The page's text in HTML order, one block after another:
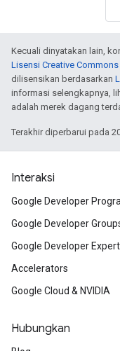
Kecuali dinyatakan lain,
Lisensi Creative
dilisensikan berdasarkan
informasi selengkapnya,
adalah merek dagang
Terakhir diperbarui pada
Interaksi
Google Developer
Google Developer
Google Developer
Accelerators
Google Cloud & NVIDIA
Hubungkan